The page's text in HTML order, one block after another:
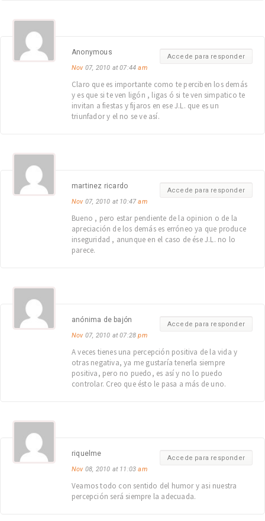
Accede para responder
Anonymous
Nov07, 2010 at 07:44am
Claro que es importante como te perciben los demás
y es que si te ven ligón , ligas ó si te ven simpatico te
invitan a fiestas y fijaros en ese J.L. que es un
triunfador y el no se ve así.
Accede para responder
martinez ricardo
Nov07, 2010 at 10:47am
Bueno , pero estar pendiente de la opinion o de la
apreciación de los demás es erróneo ya que produce
inseguridad , anunque en el caso de ése J.L. no lo
parece.
Accede para responder
anónima de bajón
Nov07, 2010 at 07:28pm
A veces tienes una percepción positiva de la vida y
otras negativa, ya me gustaría tenerla siempre
positiva, pero no puedo, es así y no lo puedo
controlar. Creo que ésto le pasa a más de uno.
Accede para responder
riquelme
Nov08, 2010 at 11:03am
Veamos todo con sentido del humor y asi nuestra
percepción será siempre la adecuada.